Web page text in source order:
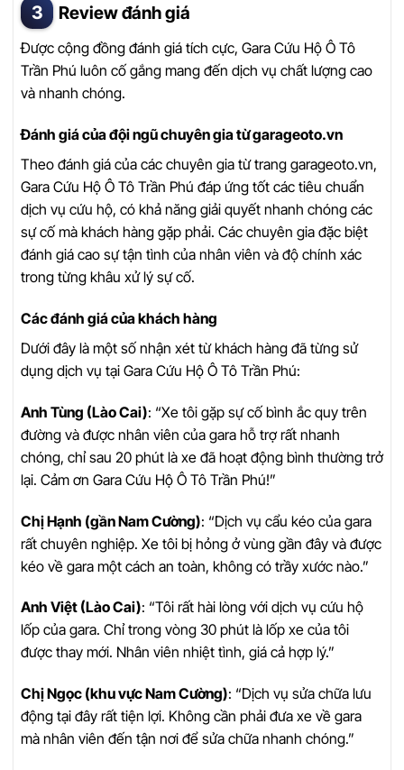
Review đánh giá
Được cộng đồng đánh giá tích cực, Gara Cứu Hộ Ô Tô
Trần Phú luôn cố gắng mang đến dịch vụ chất lượng cao
và nhanh chóng.
Đánh giá của đội ngũ chuyên gia từ garageoto.vn
Theo đánh giá của các chuyên gia từ trang garageoto.vn,
Gara Cứu Hộ Ô Tô Trần Phú đáp ứng tốt các tiêu chuẩn
dịch vụ cứu hộ, có khả năng giải quyết nhanh chóng các
sự cố mà khách hàng gặp phải. Các chuyên gia đặc biệt
đánh giá cao sự tận tình của nhân viên và độ chính xác
trong từng khâu xử lý sự cố.
Các đánh giá của khách hàng
Dưới đây là một số nhận xét từ khách hàng đã từng sử
dụng dịch vụ tại Gara Cứu Hộ Ô Tô Trần Phú:
Anh Tùng (Lào Cai): “Xe tôi gặp sự cố bình ắc quy trên
đường và được nhân viên của gara hỗ trợ rất nhanh
chóng, chỉ sau 20 phút là xe đã hoạt động bình thường trở
lại. Cảm ơn Gara Cứu Hộ Ô Tô Trần Phú!”
Chị Hạnh (gần Nam Cường): “Dịch vụ cẩu kéo của gara
rất chuyên nghiệp. Xe tôi bị hỏng ở vùng gần đây và được
kéo về gara một cách an toàn, không có trầy xước nào.”
Anh Việt (Lào Cai): “Tôi rất hài lòng với dịch vụ cứu hộ
lốp của gara. Chỉ trong vòng 30 phút là lốp xe của tôi
được thay mới. Nhân viên nhiệt tình, giá cả hợp lý.”
Chị Ngọc (khu vực Nam Cường): “Dịch vụ sửa chữa lưu
động tại đây rất tiện lợi. Không cần phải đưa xe về gara
mà nhân viên đến tận nơi để sửa chữa nhanh chóng.”